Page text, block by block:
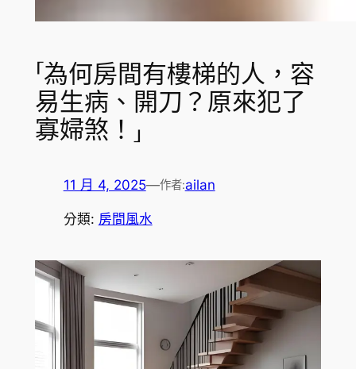
「為何房間有樓梯的人，容
易生病、開刀？原來犯了
寡婦煞！」
11 月 4, 2025—作者:ailan
分類: 房間風水